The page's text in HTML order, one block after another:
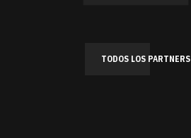
TODOS LOS PARTNERS